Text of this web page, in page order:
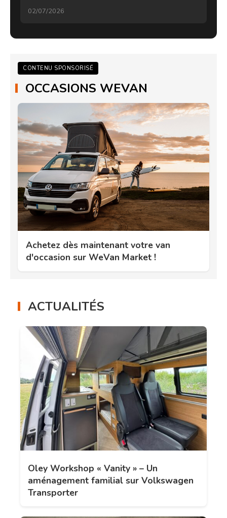
02/07/2026
CONTENU SPONSORISÉ
OCCASIONS WEVAN
Achetez dès maintenant votre van
d'occasion sur WeVan Market !
ACTUALITÉS
Oley Workshop « Vanity » – Un
aménagement familial sur Volkswagen
Transporter